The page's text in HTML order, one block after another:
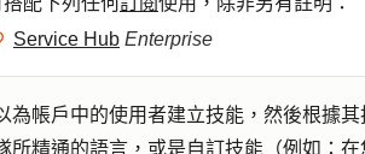
Service Hub Enterprise
為帳戶中的使用者建立技能，然後根據
所精通的語言，或是自訂技能（例如：